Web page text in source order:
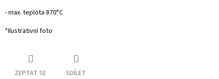
- max. teplota 870°C
*Ilustrativní foto
ZEPTAT SE SDÍLET